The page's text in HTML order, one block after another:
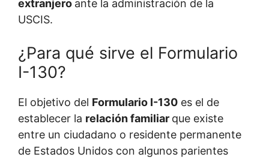
extranjero ante la administración de la
USCIS.
¿Para qué sirve el Formulario
I-130?
El objetivo del Formulario I-130 es el de
establecer la relación familiar que existe
entre un ciudadano o residente permanente
de Estados Unidos con algunos parientes